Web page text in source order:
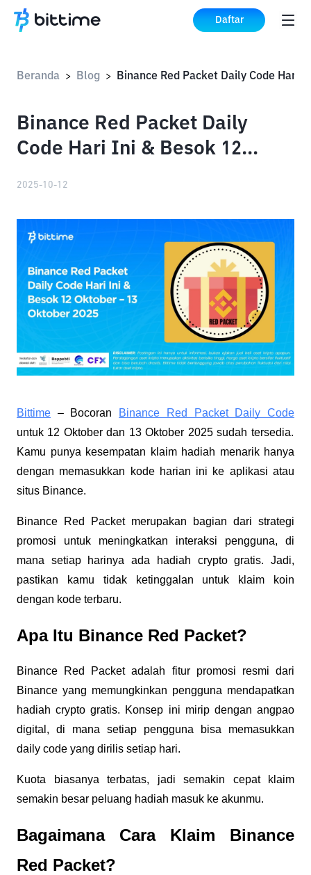
Daftar
Beranda > Blog >
Binance Red Packet Daily
Code Hari Ini & Besok 12
2025-10-12
Bittime – Bocoran
Binance Red Packet Daily Code
untuk 12 Oktober dan 13 Oktober 2025 sudah tersedia.
Kamu punya kesempatan klaim hadiah menarik hanya
dengan memasukkan kode harian ini ke aplikasi atau
situs Binance.
Binance Red Packet merupakan bagian dari strategi
promosi untuk meningkatkan interaksi pengguna, di
mana setiap harinya ada hadiah crypto gratis. Jadi,
pastikan kamu tidak ketinggalan untuk klaim koin
dengan kode terbaru.
Apa Itu Binance Red Packet?
Binance Red Packet adalah fitur promosi resmi dari
Binance yang memungkinkan pengguna mendapatkan
hadiah crypto gratis. Konsep ini mirip dengan angpao
digital, di mana setiap pengguna bisa memasukkan
daily code yang dirilis setiap hari.
Kuota biasanya terbatas, jadi semakin cepat klaim
semakin besar peluang hadiah masuk ke akunmu.
Bagaimana Cara Klaim Binance
Red Packet?